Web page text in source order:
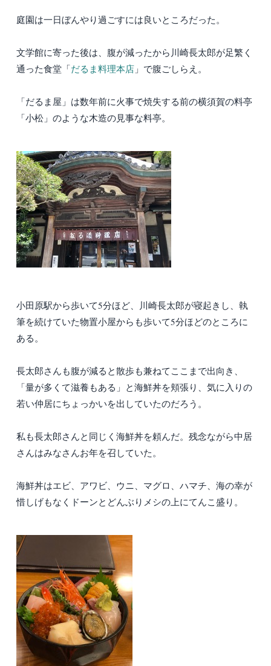
庭園は一日ぼんやり過ごすには良いところだった。
文学館に寄った後は、腹が減ったから川崎長太郎が足繁く
通った食堂「だるま料理本店 」で腹ごしらえ。
「だるま屋」は数年前に火事で焼失する前の横須賀の料亭
「小松」のような木造の見事な料亭。
小田原駅から歩いて5分ほど、川崎長太郎が寝起きし、執
筆を続けていた物置小屋からも歩いて5分ほどのところに
ある。
長太郎さんも腹が減ると散歩も兼ねてここまで出向き、
「量が多くて滋養もある」と海鮮丼を頬張り、気に入りの
若い仲居にちょっかいを出していたのだろう。
私も長太郎さんと同じく海鮮丼を頼んだ。残念ながら中居
さんはみなさんお年を召していた。
海鮮丼はエビ、アワビ、ウニ、マグロ、ハマチ、海の幸が
惜しげもなくドーンとどんぶりメシの上にてんこ盛り。